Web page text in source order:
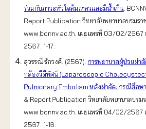
ร่วมกับภาวะหัวใจล้มเหลวและมีน้ำเกิน
Report Publication วิทยาลัยพยาบาลบรมรา
www.bcnnv.ac.th. เผยแพร่ที่ 03/02/2567
2567. 1-17
สุวรรณี รักวงศ์. (2567). การพยาบาลผู้ป่วยผ่า
กล้องวีดีทัศน์ (Laparoscopic
Pulmonary Embolism หลังผ่าตัด: กรณีศึกษา
& Report Publication วิทยาลัยพยาบาลบรม
www.bcnnv.ac.th. เผยแพร่ที่ 04/02/2567
2567. 1-16.